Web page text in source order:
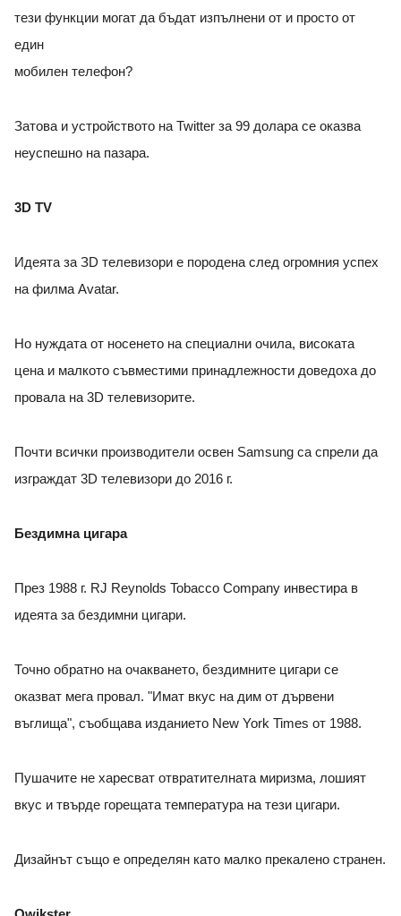
тези функции могат да бъдат изпълнени от и просто от
един
мобилен телефон?
Затова и устройството на Twitter за 99 долара се оказва
неуспешно на пазара.
3D TV
Идеята за ЗD телевизори е породена след огромния успех
на филма Avatar.
Но нуждата от носенето на специални очила, високата
цена и малкото съвместими принадлежности доведоха до
провала на 3D телевизорите.
Почти всички производители освен Samsung са спрели да
изграждат 3D телевизори до 2016 г.
Бездимна цигара
През 1988 г. RJ Reynolds Tobacco Company инвестира в
идеята за бездимни цигари.
Точно обратно на очакването, бездимните цигари се
оказват мега провал. "Имат вкус на дим от дървени
въглища", съобщава изданието New York Times от 1988.
Пушачите не харесват отвратителната миризма, лошият
вкус и твърде горещата температура на тези цигари.
Дизайнът също е определян като малко прекалено странен.